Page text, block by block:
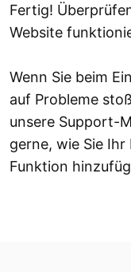
Fertig!
Website
Wenn Sie beim
auf Probleme
unsere Support-
gerne, wie Sie
Funktion